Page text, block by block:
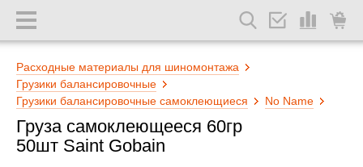
Расходные материалы для шиномонтажа
Грузики балансировочные
Грузики балансировочные самоклеющиеся
No Name
Груза самоклеющееся 60гр
50шт Saint Gobain